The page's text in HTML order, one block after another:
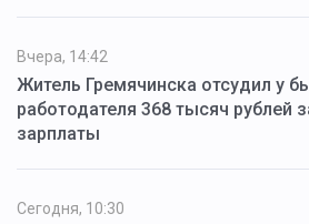
Вчера, 14:42
Житель Гремячинска отсудил у
работодателя 368 тысяч рублей
зарплаты
Сегодня, 10:30